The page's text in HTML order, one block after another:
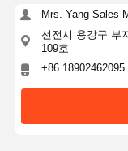
Mrs. Yang-Sales
선전시 용강구 부
109호
+86 18902462095